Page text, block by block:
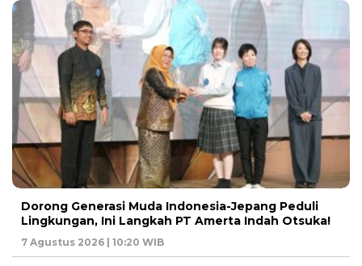
Dorong Generasi Muda Indonesia-Jepang Peduli
Lingkungan, Ini Langkah PT Amerta Indah Otsuka!
7 Agustus 2026 | 10:20 WIB